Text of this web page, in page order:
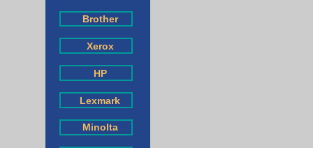
Brother
Xerox
HP
Lexmark
Minolta